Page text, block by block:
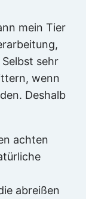
mein Tier
sehr
wenn
Deshalb
achten
abreißen